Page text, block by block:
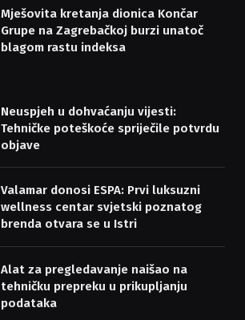
Mješovita kretanja dionica Končar
Grupe na Zagrebačkoj burzi unatoč
blagom rastu indeksa
Neuspjeh u dohvaćanju vijesti:
Tehničke poteškoće spriječile potvrdu
objave
Valamar donosi ESPA: Prvi luksuzni
wellness centar svjetski poznatog
brenda otvara se u Istri
Alat za pregledavanje naišao na
tehničku prepreku u prikupljanju
podataka